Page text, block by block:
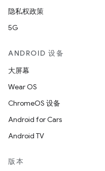
隐私权政策
5G
ANDROID 设备
大屏幕
Wear OS
ChromeOS 设备
Android for Cars
Android TV
版本